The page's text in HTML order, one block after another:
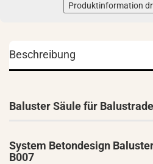
Produktinformation
Beschreibung
Baluster Säule für
System Betondesign
B007